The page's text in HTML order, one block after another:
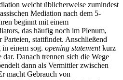
weicht üblicherweise zumindest
Mediation nach dem 5-
beginnt mit einem
das häufig noch im Plenum,
stattfindet. Anschließend
in einem sog. opening statementkurz
Danach trennen sich die Wege
dann als Vermittler zwischen
macht Gebrauch von